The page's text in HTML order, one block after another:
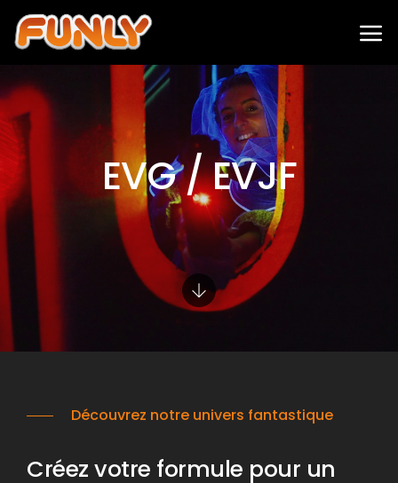
EVG / EVJF
Découvrez notre univers fantastique
Créez votre formule pour un